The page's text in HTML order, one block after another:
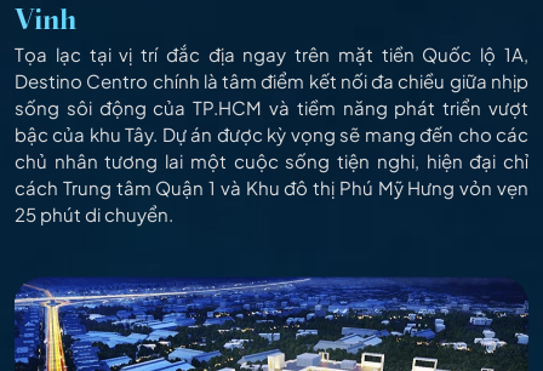
Vinh
Tọa lạc tại vị trí đắc địa ngay trên mặt tiền Quốc lộ 1A,
Destino Centro chính là tâm điểm kết nối đa chiều giữa nhịp
sống sôi động của TP.HCM và tiềm năng phát triển vượt
bậc của khu Tây. Dự án được kỳ vọng sẽ mang đến cho các
chủ nhân tương lai một cuộc sống tiện nghi, hiện đại chỉ
cách Trung tâm Quận 1 và Khu đô thị Phú Mỹ Hưng vỏn vẹn
25 phút di chuyển.